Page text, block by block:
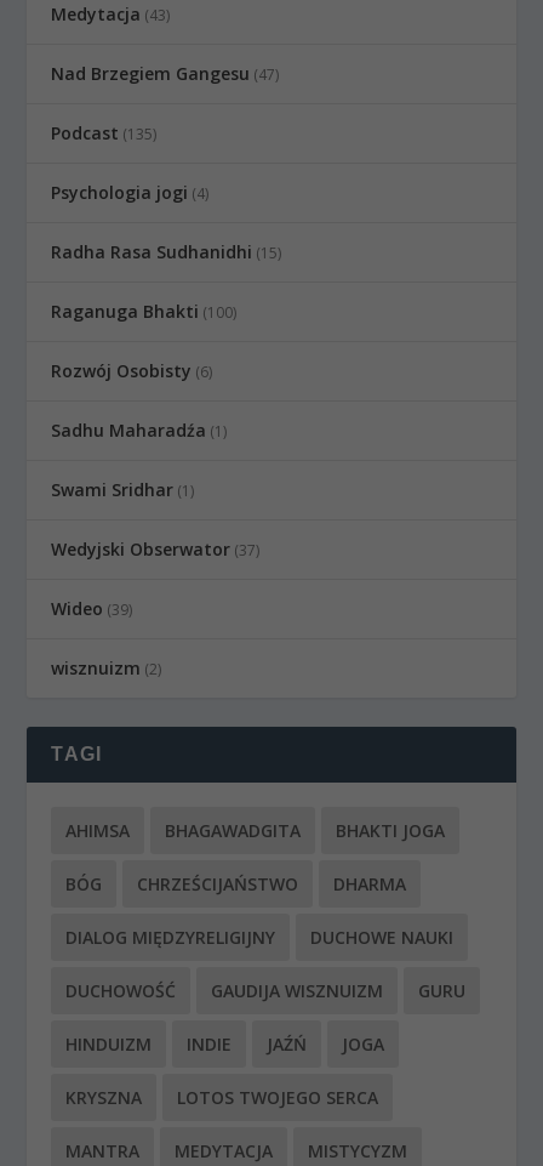
Medytacja (43)
Nad Brzegiem Gangesu (47)
Podcast (135)
Psychologia jogi (4)
Radha Rasa Sudhanidhi (15)
Raganuga Bhakti (100)
Rozwój Osobisty (6)
Sadhu Maharadźa (1)
Swami Sridhar (1)
Wedyjski Obserwator (37)
Wideo (39)
wisznuizm (2)
TAGI
AHIMSA BHAGAWADGITA BHAKTI JOGA
BÓG CHRZEŚCIJAŃSTWO DHARMA
DIALOG MIĘDZYRELIGIJNY DUCHOWE NAUKI
DUCHOWOŚĆ GAUDIJA WISZNUIZM GURU
HINDUIZM INDIE JAŹŃ JOGA
KRYSZNA LOTOS TWOJEGO SERCA
MANTRA MEDYTACJA MISTYCYZM